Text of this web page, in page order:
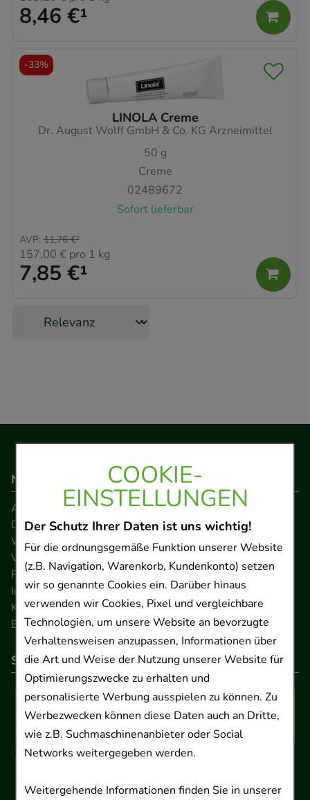
COOKIE-
EINSTELLUNGEN
Der Schutz Ihrer Daten ist uns wichtig!
Für die ordnungsgemäße Funktion unserer Website
(z.B. Navigation, Warenkorb, Kundenkonto) setzen
wir so genannte Cookies ein. Darüber hinaus
verwenden wir Cookies, Pixel und vergleichbare
Technologien, um unsere Website an bevorzugte
Verhaltensweisen anzupassen, Informationen über
die Art und Weise der Nutzung unserer Website für
Optimierungszwecke zu erhalten und
personalisierte Werbung ausspielen zu können. Zu
Werbezwecken können diese Daten auch an Dritte,
wie z.B. Suchmaschinenanbieter oder Social
Networks weitergegeben werden.
Weitergehende Informationen finden Sie in unserer
8,46 €¹
LINOLA Creme
Dr. August Wolff GmbH & Co. KG Arzneimittel
50 g
Creme
02489672
Sofort lieferbar
7,85 €¹
AVP: 11,76 €²
157,00 € pro 1 kg
-33%
Navigation
AGB
Datenschutz
Widerrufsrecht
Versandkosten
FAQ
Impressum
Kontakt
Barrierefreiheitserklärung
So können Sie bezahlen